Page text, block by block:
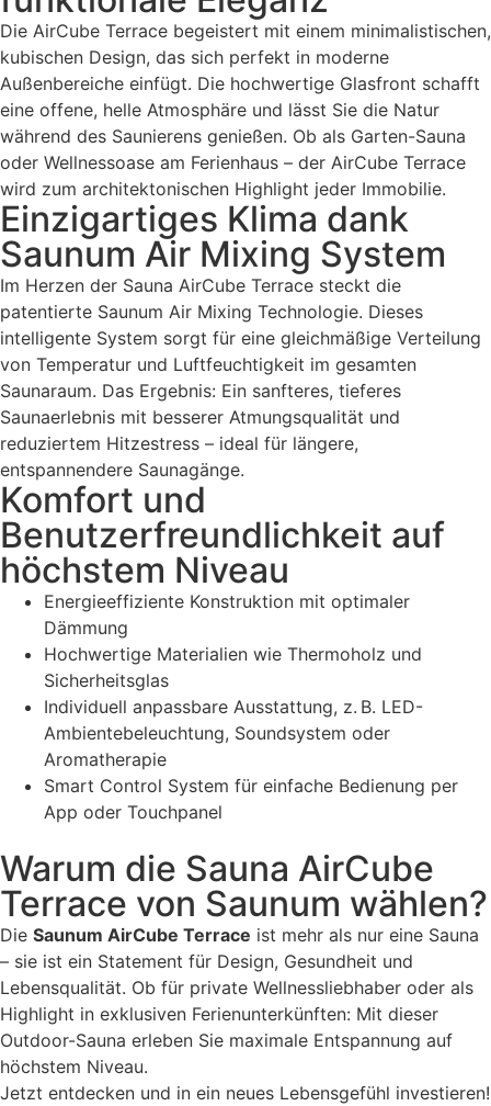
Die AirCube Terrace begeistert mit einem minimalistischen,
kubischen Design, das sich perfekt in moderne
Außenbereiche einfügt. Die hochwertige Glasfront schafft
eine offene, helle Atmosphäre und lässt Sie die Natur
während des Saunierens genießen. Ob als Garten-Sauna
oder Wellnessoase am Ferienhaus – der AirCube Terrace
wird zum architektonischen Highlight jeder Immobilie.
Einzigartiges Klima dank
Saunum Air Mixing System
Im Herzen der Sauna AirCube Terrace steckt die
patentierte Saunum Air Mixing Technologie. Dieses
intelligente System sorgt für eine gleichmäßige Verteilung
von Temperatur und Luftfeuchtigkeit im gesamten
Saunaraum. Das Ergebnis: Ein sanfteres, tieferes
Saunaerlebnis mit besserer Atmungsqualität und
reduziertem Hitzestress – ideal für längere,
entspannendere Saunagänge.
Komfort und
Benutzerfreundlichkeit auf
höchstem Niveau
Energieeffiziente Konstruktion mit optimaler
Dämmung
Hochwertige Materialien wie Thermoholz und
Sicherheitsglas
Individuell anpassbare Ausstattung, z. B. LED-
Ambientebeleuchtung, Soundsystem oder
Aromatherapie
Smart Control System für einfache Bedienung per
App oder Touchpanel
Warum die Sauna AirCube
Terrace von Saunum wählen?
Die Saunum AirCube Terrace ist mehr als nur eine Sauna
– sie ist ein Statement für Design, Gesundheit und
Lebensqualität. Ob für private Wellnessliebhaber oder als
Highlight in exklusiven Ferienunterkünften: Mit dieser
Outdoor-Sauna erleben Sie maximale Entspannung auf
höchstem Niveau.
Jetzt entdecken und in ein neues Lebensgefühl investieren!